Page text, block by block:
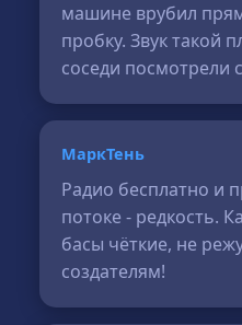
машине врубил
пробку. Звук такой
соседи посмотрели
МаркТень
Радио бесплатно и
потоке - редкость.
басы чёткие, не
создателям!